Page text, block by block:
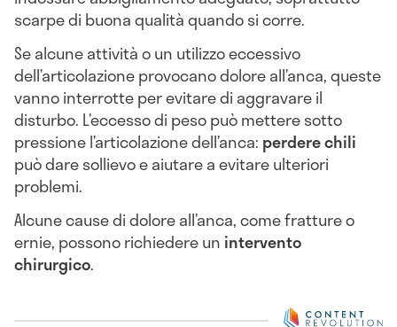
scarpe di buona qualità quando si corre.
Se alcune attività o un utilizzo eccessivo
dell’articolazione provocano dolore all’anca, queste
vanno interrotte per evitare di aggravare il
disturbo. L’eccesso di peso può mettere sotto
pressione l’articolazione dell’anca: perdere chili
può dare sollievo e aiutare a evitare ulteriori
problemi.
Alcune cause di dolore all’anca, come fratture o
ernie, possono richiedere un intervento
chirurgico.